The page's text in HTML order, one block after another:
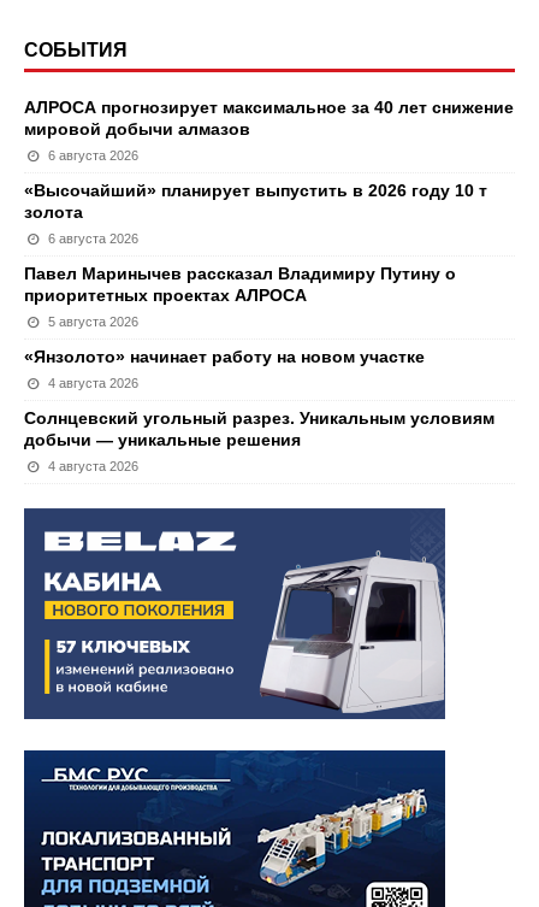
СОБЫТИЯ
АЛРОСА прогнозирует максимальное за 40 лет снижение
мировой добычи алмазов
6 августа 2026
«Высочайший» планирует выпустить в 2026 году 10 т
золота
6 августа 2026
Павел Маринычев рассказал Владимиру Путину о
приоритетных проектах АЛРОСА
5 августа 2026
«Янзолото» начинает работу на новом участке
4 августа 2026
Солнцевский угольный разрез. Уникальным условиям
добычи — уникальные решения
4 августа 2026